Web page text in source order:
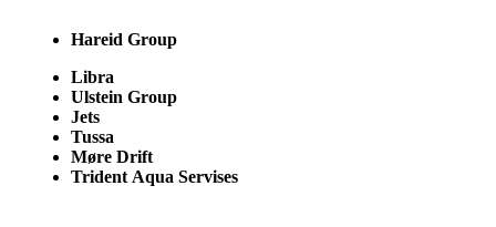
Hareid Group
Libra
Ulstein Group
Jets
Tussa
Møre Drift
Trident Aqua Servises